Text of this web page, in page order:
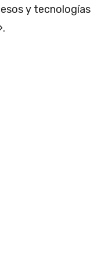
y tecnologías